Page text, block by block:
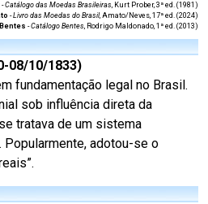
-Catálogo das Moedas Brasileiras, Kurt Prober, 3ª ed. (1981)
-Livro das Moedas do Brasil, Amato/Neves, 17ª ed. (2024)
Bentes -Catálogo Bentes, Rodrigo Maldonado, 1ª ed. (2013)
08/10/1833)
fundamentação legal no Brasil.
sob influência direta da
tratava de um sistema
adotou-se o